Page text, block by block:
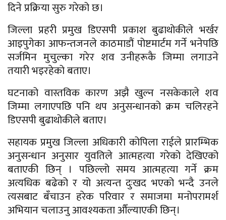
दिने प्रक्रिया सुरु गरेको छ।
जिल्ला प्रहरी प्रमुख डिएसपी प्रकाश बुढाथोकीले भर्खर
आइपुगेका आफन्तजनले काठमाडौं पोष्टमार्टम गर्ने भनेपछि
सर्जमिन मुचुल्का गरेर शव उनीहरूकै जिम्मा लगाउने
तयारी भइरहेको बताए।
घटनाको वास्तविक कारण अझै खुल्न नसकेकाले शव
जिम्मा लगाएपछि पनि थप अनुसन्धानको क्रम चलिरहने
डिएसपी बुढाथोकीले बताए।
सहायक प्रमुख जिल्ला अधिकारी कोपिला राईले प्रारम्भिक
अनुसन्धान अनुसार युवतिले आत्महत्या गरेको देखिएको
बताएकी छिन् । पछिल्लो समय आत्महत्या गर्ने क्रम
अत्यधिक बढेको र यो अत्यन्त दुःखद भएको भन्दै उनले
त्यसबाट बँचाउन हरेक परिवार र समाजमा मनोपरामर्श
अभियान चलाउनु आवश्यकता औँल्याएकी छिन्।